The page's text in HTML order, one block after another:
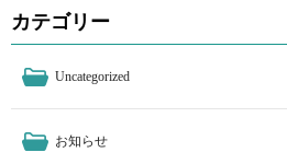
カテゴリー
Uncategorized
お知らせ